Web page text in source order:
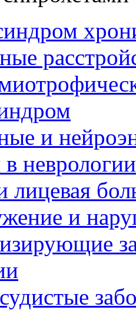
и
неврологии
лицевая
и